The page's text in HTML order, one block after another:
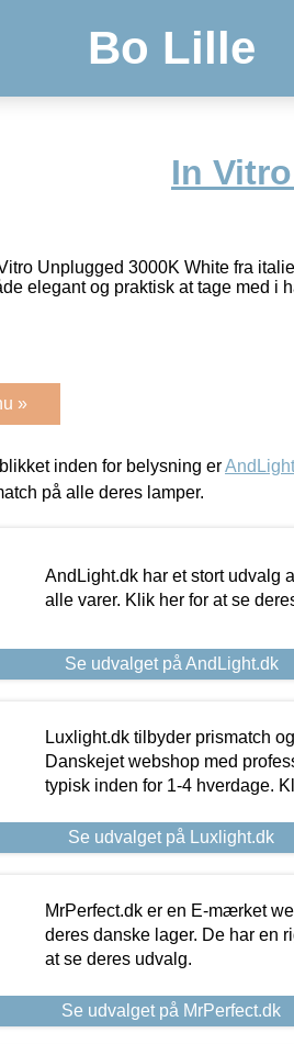
Bo Lille
In
Unplugged 3000K White fra
elegant og praktisk at tage med i
»
inden for belysning er
på alle deres lamper.
AndLight.dk har et stort udvalg
alle varer. Klik her for at se
Se udvalget på AndLight.dk
Luxlight.dk tilbyder prismatch
Danskejet webshop med
typisk inden for 1-4 hverdage.
Se udvalget på Luxlight.dk
MrPerfect.dk er en E-mærket
deres danske lager. De har en
at se deres udvalg.
Se udvalget på MrPerfect.dk